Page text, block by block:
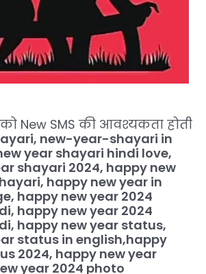
New SMS की आवश्यकता होती
new-year-shayari in
year shayari hindi love,
shayari 2024, happy new
happy new year in
happy new year 2024
happy new year 2024
happy new year status,
status in english,happy
2024, happy new year
year 2024 photo